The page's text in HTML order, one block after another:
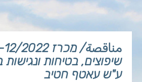
שיפוצים, בטיחות
ע"ש עאטף חטיב